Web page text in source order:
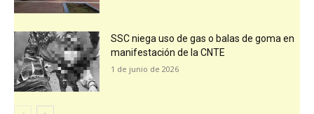
SSC niega uso de gas o balas de goma en
manifestación de la CNTE
1 de junio de 2026